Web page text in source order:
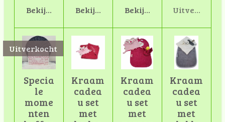
Bekijk detailsBekijk detailsBekijk detailsUitverkocht
Uitverkocht
Specia
le
mome
nten
Kraam
cadea
u set
met
Kraam
cadea
u set
met
Kraam
cadea
u set
met